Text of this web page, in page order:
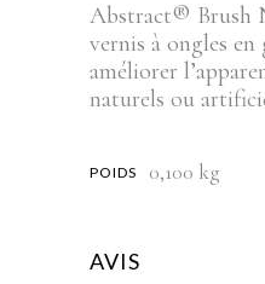
Abstract® Brush
vernis à ongles
améliorer
naturels ou
POIDS 0,100 kg
AVIS